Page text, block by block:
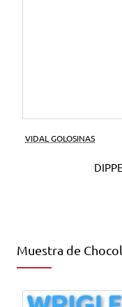
VIDAL GOLOSINAS
Muestra de